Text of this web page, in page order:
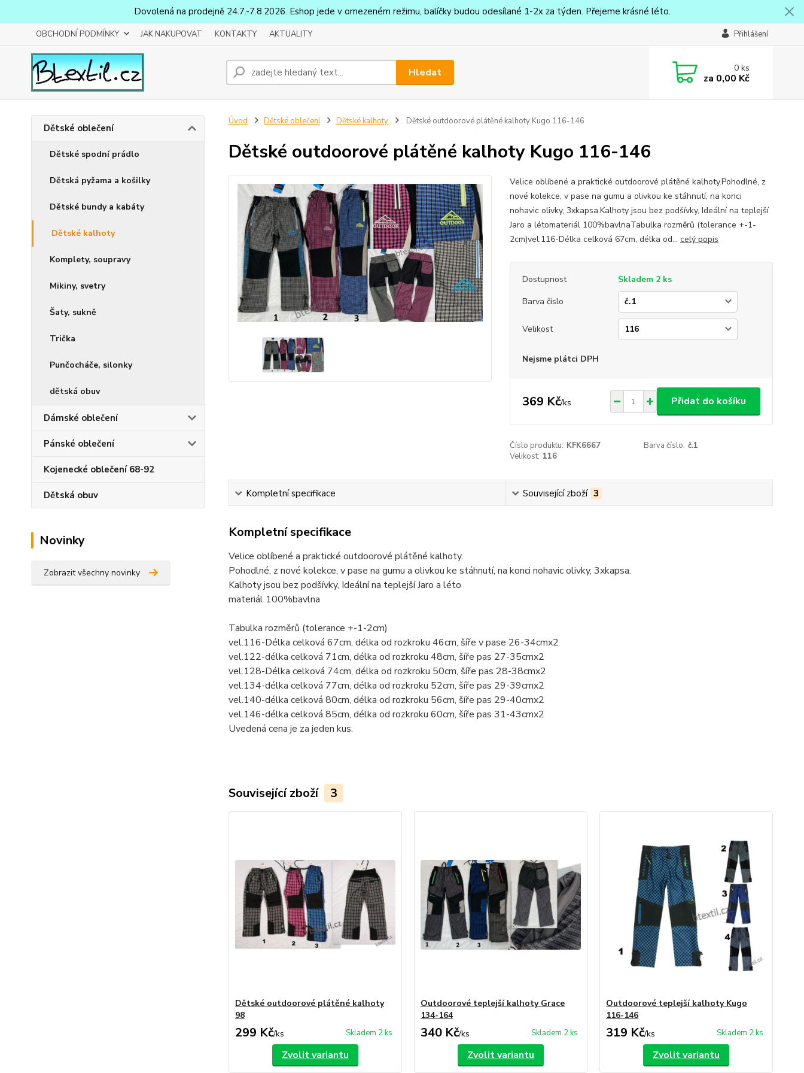
Dovolená na prodejně 24.7.-7.8.2026. Eshop jede v omezeném režimu, balíčky budou odesílané 1-2x za týden. Přejeme krásné léto.
OBCHODNÍ PODMÍNKY JAK NAKUPOVAT KONTAKTY AKTUALITY Přihlášení
Hledat 0ks
za 0,00 Kč
Dětské oblečení
Dětské spodní prádlo
Dětská pyžama a košilky
Dětské bundy a kabáty
Dětské kalhoty
Komplety, soupravy
Mikiny, svetry
Šaty, sukně
Trička
Punčocháče, silonky
dětská obuv
Dámské oblečení
Pánské oblečení
Kojenecké oblečení 68-92
Dětská obuv
Novinky
Zobrazit všechny novinky
Úvod Dětské oblečení Dětské kalhoty Dětské outdoorové plátěné kalhoty Kugo 116-146
Dětské outdoorové plátěné kalhoty Kugo 116-146
Velice oblíbené a praktické outdoorové plátěné kalhoty.Pohodlné, z
nové kolekce, v pase na gumu a olivkou ke stáhnutí, na konci
nohavic olivky, 3xkapsa.Kalhoty jsou bez podšívky, Ideální na teplejší
Jaro a létomateriál 100%bavlnaTabulka rozměrů (tolerance +-1-
2cm)vel.116-Délka celková 67cm, délka od... celý popis
Dostupnost
Skladem 2 ks
Barva číslo
Velikost
Nejsme plátci DPH
369 Kč/ks Přidat do košíku
Číslo produktu: KFK6667 Barva číslo: č.1
Velikost: 116
Kompletní specifikace Související zboží 3
Kompletní specifikace
Velice oblíbené a praktické outdoorové plátěné kalhoty.
Pohodlné, z nové kolekce, v pase na gumu a olivkou ke stáhnutí, na konci nohavic olivky, 3xkapsa.
Kalhoty jsou bez podšívky, Ideální na teplejší Jaro a léto
materiál 100%bavlna
Tabulka rozměrů (tolerance +-1-2cm)
vel.116-Délka celková 67cm, délka od rozkroku 46cm, šíře v pase 26-34cmx2
vel.122-délka celková 71cm, délka od rozkroku 48cm, šíře pas 27-35cmx2
vel.128-Délka celková 74cm, délka od rozkroku 50cm, šíře pas 28-38cmx2
vel.134-délka celková 77cm, délka od rozkroku 52cm, šíře pas 29-39cmx2
vel.140-délka celková 80cm, délka od rozkroku 56cm, šíře pas 29-40cmx2
vel.146-délka celková 85cm, délka od rozkroku 60cm, šíře pas 31-43cmx2
Uvedená cena je za jeden kus.
Související zboží 3
Dětské outdoorové plátěné kalhoty
98
299 Kč/ks Skladem 2 ks
Zvolit variantu
Outdoorové teplejší kalhoty Grace
134-164
340 Kč/ks Skladem 2 ks
Zvolit variantu
Outdoorové teplejší kalhoty Kugo
116-146
319 Kč/ks Skladem 2 ks
Zvolit variantu